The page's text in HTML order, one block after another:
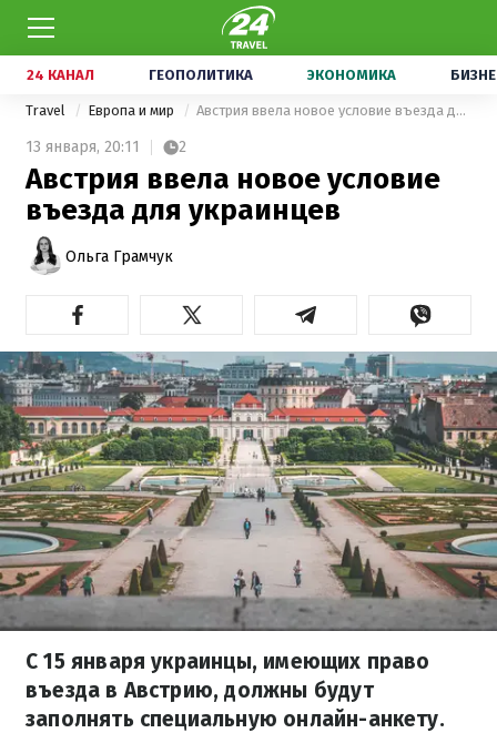
24 КАНАЛ ГЕОПОЛИТИКА ЭКОНОМИКА
Travel Европа и мир Австрия ввела новое условие въезда для украинцев
13 января, 20:11 2
Австрия ввела новое условие
въезда для украинцев
Ольга Грамчук
С 15 января украинцы, имеющих право
въезда в Австрию, должны будут
заполнять специальную онлайн-анкету.